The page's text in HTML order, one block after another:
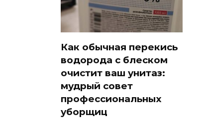
Как обычная перекись
водорода с блеском
очистит ваш унитаз:
мудрый совет
профессиональных
уборщиц